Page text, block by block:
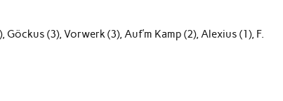
(3), Vorwerk (3), Auf’m Kamp (2), Alexius (1), F.